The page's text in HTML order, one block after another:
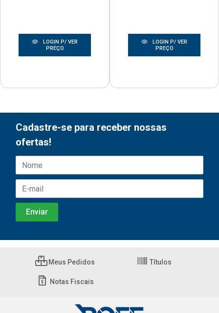
LOGIN P/ VER
PREÇO
LOGIN P/ VER
PREÇO
Cadastre-se para receber nossas
ofertas!
Meus Pedidos Títulos
Notas Fiscais